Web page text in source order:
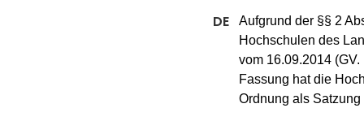
Aufgrund der §§ 2
Hochschulen des
vom 16.09.2014
Fassung hat die
Ordnung als